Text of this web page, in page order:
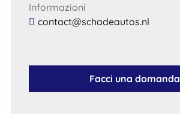
Informazioni
contact@schadeautos.nl
Facci una domanda